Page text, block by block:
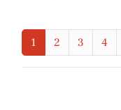
1 2 3 4